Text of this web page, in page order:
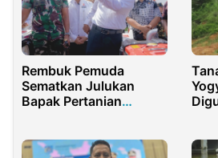
Rembuk Pemuda
Sematkan Julukan
Bapak Pertanian